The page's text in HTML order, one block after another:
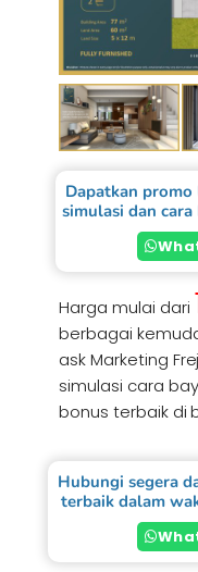
Dapatkan
simulasi dan
Harga mulai dari
berbagai
ask Marketing
simulasi cara
bonus terbaik di
Hubungi segera
terbaik dalam